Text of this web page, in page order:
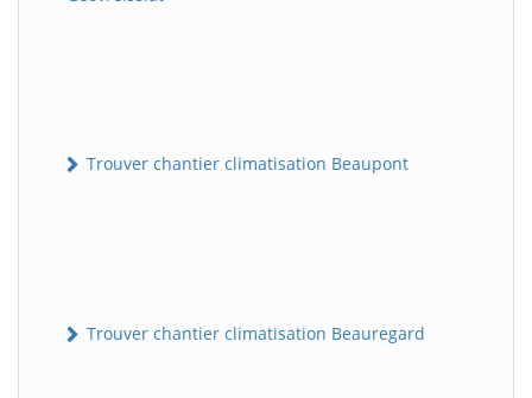
Trouver chantier climatisation Beaupont
Trouver chantier climatisation Beauregard